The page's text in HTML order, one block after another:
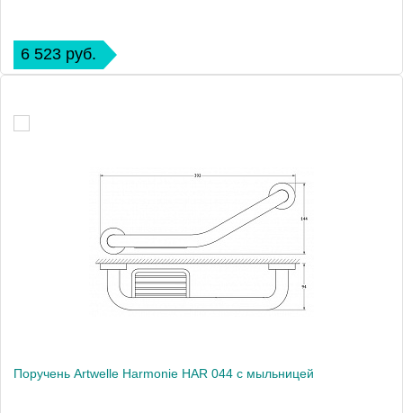
6 523 руб.
Поручень Artwelle Harmonie HAR 044 с мыльницей